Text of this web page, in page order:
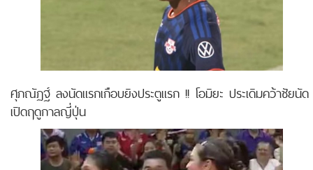
ศุภณัฏฐ์ ลงนัดแรกเกือบยิงประตูแรก !! โอมิยะ ประเดิมคว้าชัยนัด
เปิดฤดูกาลญี่ปุ่น